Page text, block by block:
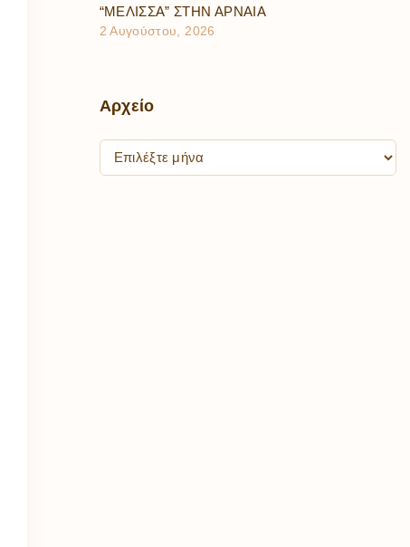
“ΜΕΛΙΣΣΑ” ΣΤΗΝ ΑΡΝΑΙΑ
2 Αυγούστου, 2026
Αρχείο